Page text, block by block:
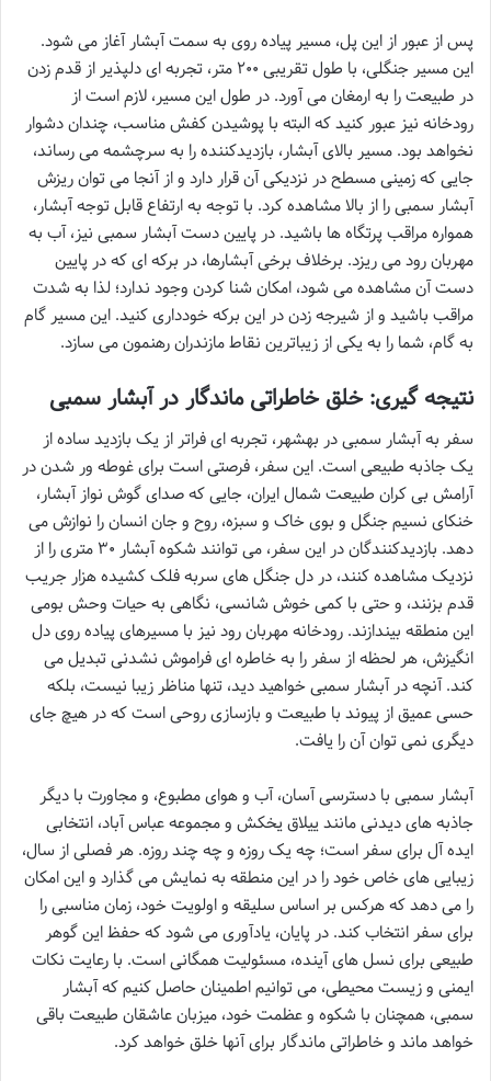
پس از عبور از این پل، مسیر پیاده روی به سمت آبشار آغاز می شود.
این مسیر جنگلی، با طول تقریبی ۲۰۰ متر، تجربه ای دلپذیر از قدم زدن
در طبیعت را به ارمغان می آورد. در طول این مسیر، لازم است از
رودخانه نیز عبور کنید که البته با پوشیدن کفش مناسب، چندان دشوار
نخواهد بود. مسیر بالای آبشار، بازدیدکننده را به سرچشمه می رساند،
جایی که زمینی مسطح در نزدیکی آن قرار دارد و از آنجا می توان ریزش
آبشار سمبی را از بالا مشاهده کرد. با توجه به ارتفاع قابل توجه آبشار،
همواره مراقب پرتگاه ها باشید. در پایین دست آبشار سمبی نیز، آب به
مهربان رود می ریزد. برخلاف برخی آبشارها، در برکه ای که در پایین
دست آن مشاهده می شود، امکان شنا کردن وجود ندارد؛ لذا به شدت
مراقب باشید و از شیرجه زدن در این برکه خودداری کنید. این مسیر گام
به گام، شما را به یکی از زیباترین نقاط مازندران رهنمون می سازد.
نتیجه گیری: خلق خاطراتی ماندگار در آبشار سمبی
سفر به آبشار سمبی در بهشهر، تجربه ای فراتر از یک بازدید ساده از
یک جاذبه طبیعی است. این سفر، فرصتی است برای غوطه ور شدن در
آرامش بی کران طبیعت شمال ایران، جایی که صدای گوش نواز آبشار،
خنکای نسیم جنگل و بوی خاک و سبزه، روح و جان انسان را نوازش می
دهد. بازدیدکنندگان در این سفر، می توانند شکوه آبشار ۳۰ متری را از
نزدیک مشاهده کنند، در دل جنگل های سربه فلک کشیده هزار جریب
قدم بزنند، و حتی با کمی خوش شانسی، نگاهی به حیات وحش بومی
این منطقه بیندازند. رودخانه مهربان رود نیز با مسیرهای پیاده روی دل
انگیزش، هر لحظه از سفر را به خاطره ای فراموش نشدنی تبدیل می
کند. آنچه در آبشار سمبی خواهید دید، تنها مناظر زیبا نیست، بلکه
حسی عمیق از پیوند با طبیعت و بازسازی روحی است که در هیچ جای
دیگری نمی توان آن را یافت.
آبشار سمبی با دسترسی آسان، آب و هوای مطبوع، و مجاورت با دیگر
جاذبه های دیدنی مانند ییلاق یخکش و مجموعه عباس آباد، انتخابی
ایده آل برای سفر است؛ چه یک روزه و چه چند روزه. هر فصلی از سال،
زیبایی های خاص خود را در این منطقه به نمایش می گذارد و این امکان
را می دهد که هرکس بر اساس سلیقه و اولویت خود، زمان مناسبی را
برای سفر انتخاب کند. در پایان، یادآوری می شود که حفظ این گوهر
طبیعی برای نسل های آینده، مسئولیت همگانی است. با رعایت نکات
ایمنی و زیست محیطی، می توانیم اطمینان حاصل کنیم که آبشار
سمبی، همچنان با شکوه و عظمت خود، میزبان عاشقان طبیعت باقی
خواهد ماند و خاطراتی ماندگار برای آنها خلق خواهد کرد.